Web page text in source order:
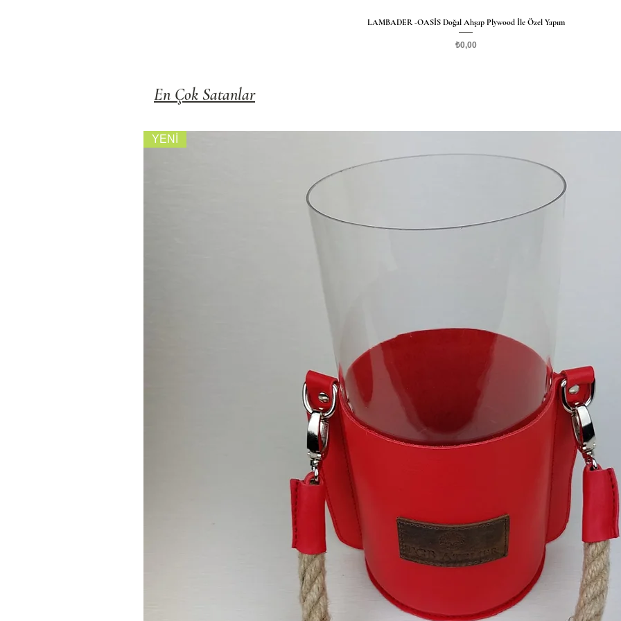
Hızlı Bakış
LAMBADER -OASİS Doğal Ahşap Plywood İle Özel Yapım
Fiyat
₺0,00
En Çok Satanlar
YENİ